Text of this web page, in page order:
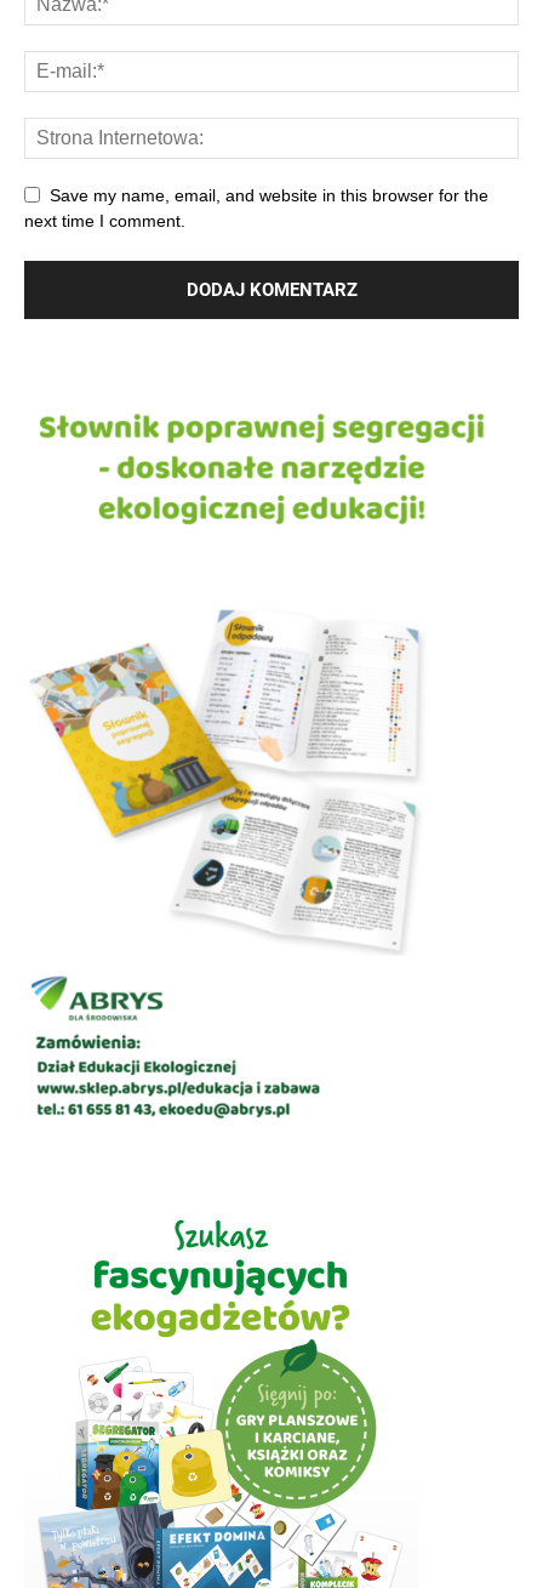
Save my name, email, and website in this browser for the
next time I comment.